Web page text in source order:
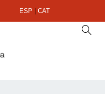
ESP CAT